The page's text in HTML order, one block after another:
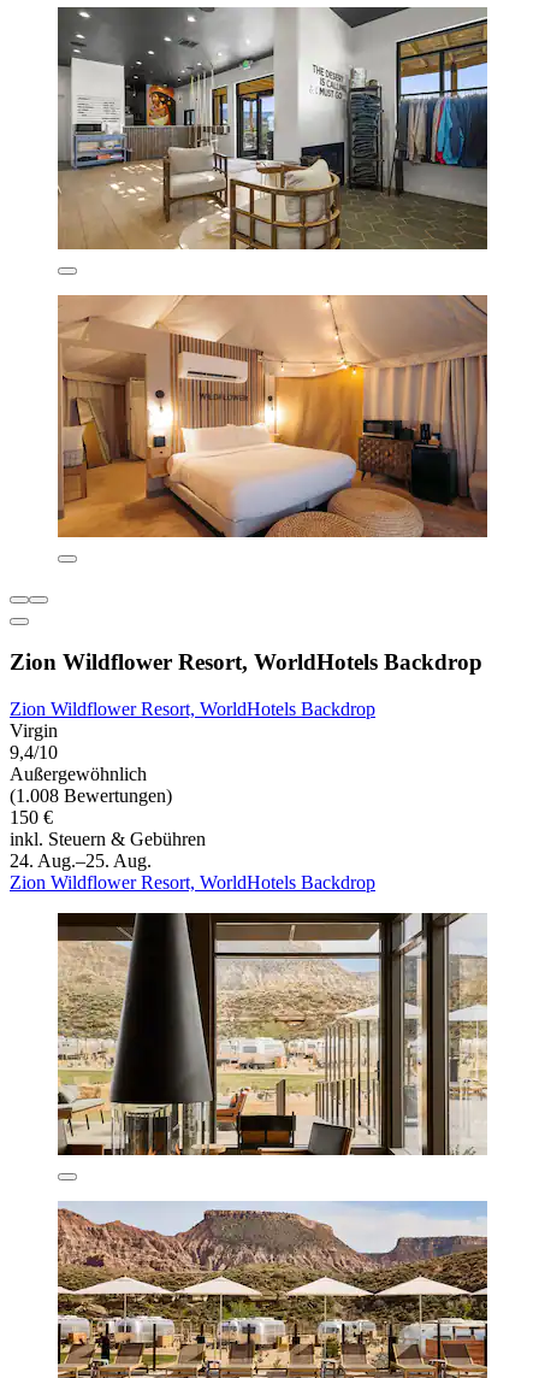
Zion Wildflower Resort, WorldHotels Backdrop
Zion Wildflower Resort, WorldHotels Backdrop
Virgin
9,4/10
Außergewöhnlich
(1.008 Bewertungen)
150 €
inkl. Steuern & Gebühren
24. Aug.–25. Aug.
Zion Wildflower Resort, WorldHotels Backdrop